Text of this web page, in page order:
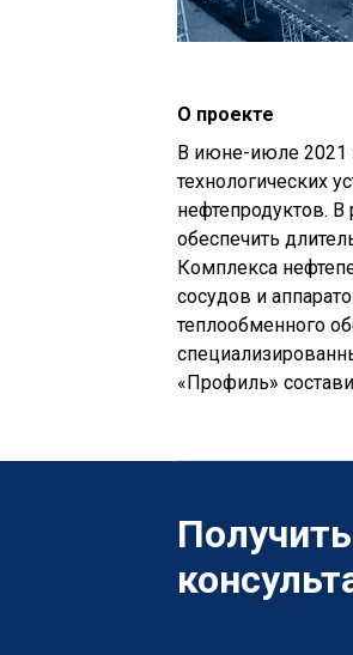
О проекте
В июне-июле 2021
технологических
нефтепродуктов.
обеспечить
Комплекса
сосудов и
теплообменного
«Профиль»
Получить